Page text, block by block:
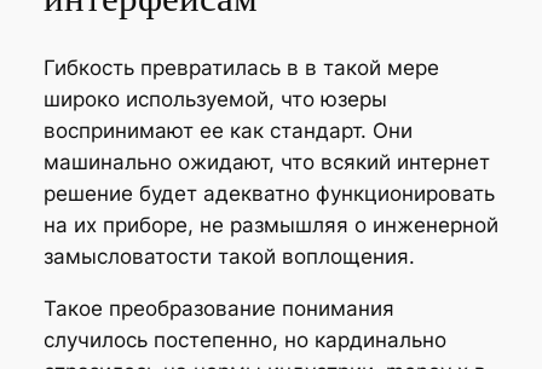
Гибкость превратилась в в такой мере
широко используемой, что юзеры
воспринимают ее как стандарт. Они
машинально ожидают, что всякий интернет
решение будет адекватно функционировать
на их приборе, не размышляя о инженерной
замысловатости такой воплощения.
Такое преобразование понимания
случилось постепенно, но кардинально